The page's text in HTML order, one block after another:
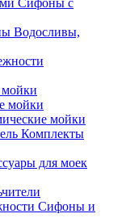
Сифоны с
Водосливы,
мойки
мойки
Комплекты
для моек
Сифоны и